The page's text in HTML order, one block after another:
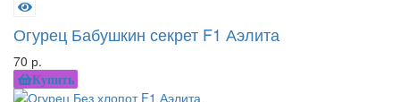
Огурец Бабушкин секрет F1 Аэлита
70 р.
Купить